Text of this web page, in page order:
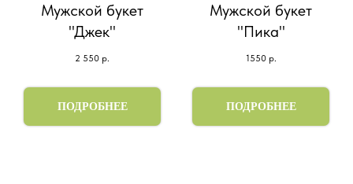
Мужской букет
"Джек"
2 550 р.
ПОДРОБНЕЕ
Мужской букет
"Пика"
1550 р.
ПОДРОБНЕЕ